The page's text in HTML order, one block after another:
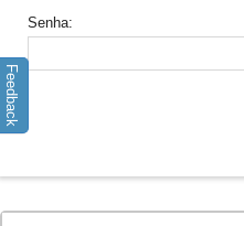
Senha
Feedback